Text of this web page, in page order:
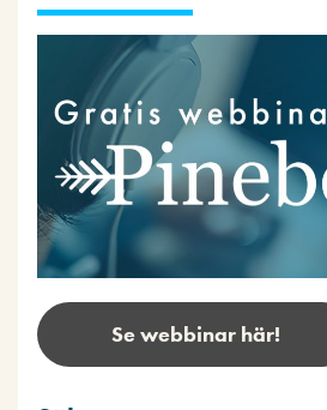
Se webbinar här!